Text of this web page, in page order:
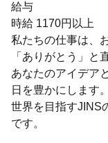
給与
時給 1170円以上
私たちの仕事は、
「ありがとう」と
あなたのアイデア
日を豊かにします。
世界を目指すJINS
です。